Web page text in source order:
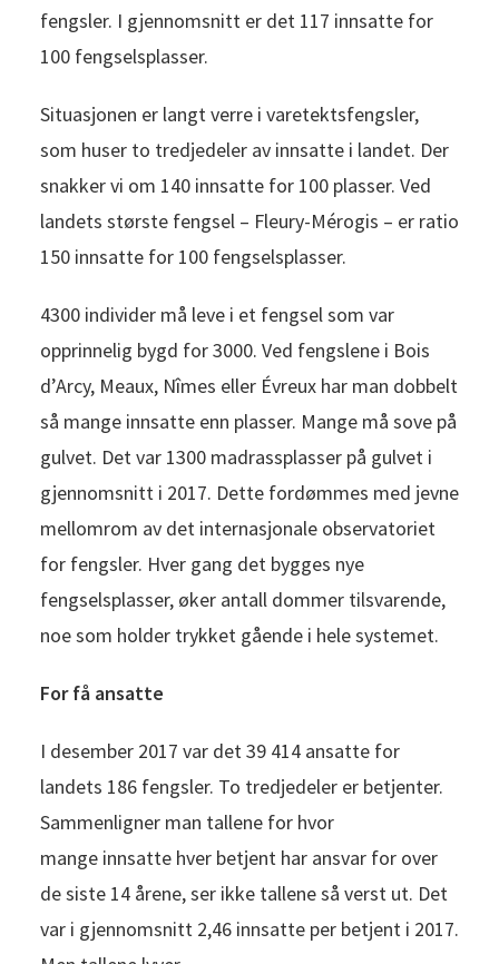
fengsler. I gjennomsnitt er det 117 innsatte for
100 fengselsplasser.
Situasjonen er langt verre i varetektsfengsler,
som huser to tredjedeler av innsatte i landet. Der
snakker vi om 140 innsatte for 100 plasser. Ved
landets største fengsel – Fleury-Mérogis – er ratio
150 innsatte for 100 fengselsplasser.
4300 individer må leve i et fengsel som var
opprinnelig bygd for 3000. Ved fengslene i Bois
d’Arcy, Meaux, Nîmes eller Évreux har man dobbelt
så mange innsatte enn plasser. Mange må sove på
gulvet. Det var 1300 madrassplasser på gulvet i
gjennomsnitt i 2017. Dette fordømmes med jevne
mellomrom av det internasjonale observatoriet
for fengsler. Hver gang det bygges nye
fengselsplasser, øker antall dommer tilsvarende,
noe som holder trykket gående i hele systemet.
For få ansatte
I desember 2017 var det 39 414 ansatte for
landets 186 fengsler. To tredjedeler er betjenter.
Sammenligner man tallene for hvor
mange innsatte hver betjent har ansvar for over
de siste 14 årene, ser ikke tallene så verst ut. Det
var i gjennomsnitt 2,46 innsatte per betjent i 2017.